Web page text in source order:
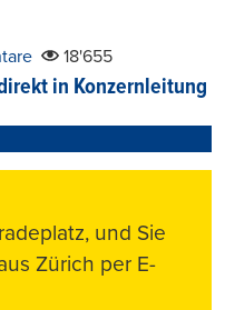
18'655
in Konzernleitung
und Sie
Zürich per E-